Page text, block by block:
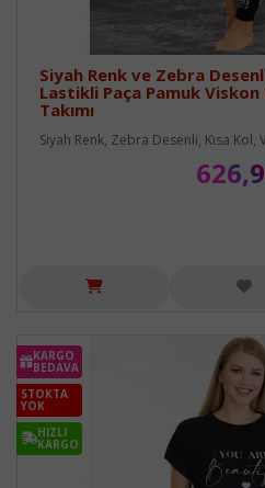
Siyah Renk ve Zebra
Lastikli Paça Pamuk Viskon
Takımı
Siyah Renk, Zebra Desenli, Kısa Kol,
KARGO
BEDAVA
STOKTA
YOK
HIZLI
KARGO